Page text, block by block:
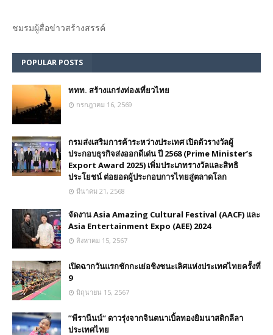
ชมรม​ผู้สื่อข่าวสร้างสรรค์​
POPULAR POSTS
ททท. สร้างแกร่งท่องเที่ยวไทย
กรกฎาคม 16, 2569
กรมส่งเสริมการค้าระหว่างประเทศ เปิดตัวรางวัลผู้
ประกอบธุรกิจส่งออกดีเด่น ปี 2568 (Prime Minister’s
Export Award 2025) เพิ่มประเภทรางวัลและสิทธิ
ประโยชน์ ต่อยอดผู้ประกอบการไทยสู่ตลาดโลก
มีนาคม 21, 2568
จัดงาน Asia Amazing Cultural Festival (AACF) และ
Asia Entertainment Expo (AEE) 2024
สิงหาคม 15, 2567
เปิดฉากวันแรกชักกะเย่อชิงชนะเลิศแห่งประเทศไทยครั้งที่
9
มิถุนายน 15, 2567
”พีรานีนน์“​ ดาวรุ่งจากจินตนาเบิ้ลทองยิมนาสติกลีลา
ประเทศไทย